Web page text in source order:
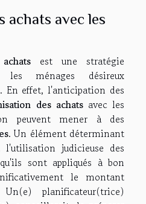
achats avec les
est une stratégie
les ménages désireux
En effet, l'anticipation des
des achatsavec les
peuvent mener à des
. Un élément déterminant
l'utilisation judicieuse des
sont appliqués à bon
le montant
planificateur(trice)